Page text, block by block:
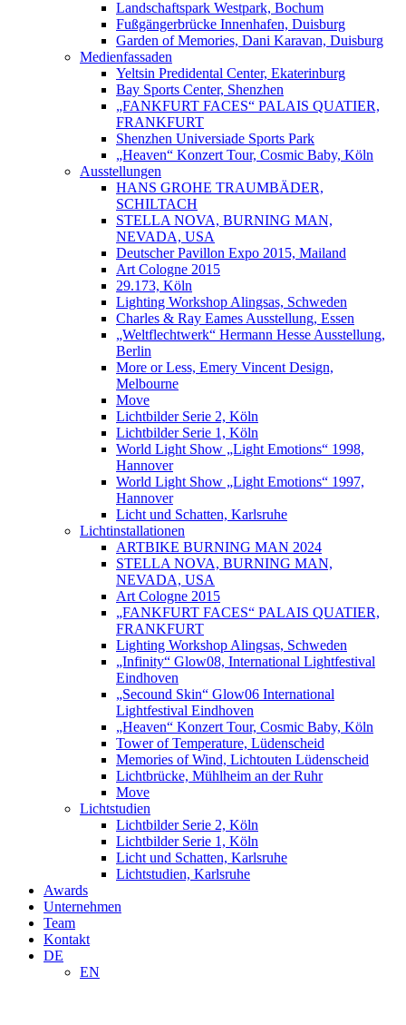
Landschaftspark Westpark, Bochum
Fußgängerbrücke Innenhafen, Duisburg
Garden of Memories, Dani Karavan, Duisburg
Medienfassaden
Yeltsin Predidental Center, Ekaterinburg
Bay Sports Center, Shenzhen
„FANKFURT FACES“ PALAIS QUATIER,
FRANKFURT
Shenzhen Universiade Sports Park
„Heaven“ Konzert Tour, Cosmic Baby, Köln
Ausstellungen
HANS GROHE TRAUMBÄDER,
SCHILTACH
STELLA NOVA, BURNING MAN,
NEVADA, USA
Deutscher Pavillon Expo 2015, Mailand
Art Cologne 2015
29.173, Köln
Lighting Workshop Alingsas, Schweden
Charles & Ray Eames Ausstellung, Essen
„Weltflechtwerk“ Hermann Hesse Ausstellung,
Berlin
More or Less, Emery Vincent Design,
Melbourne
Move
Lichtbilder Serie 2, Köln
Lichtbilder Serie 1, Köln
World Light Show „Light Emotions“ 1998,
Hannover
World Light Show „Light Emotions“ 1997,
Hannover
Licht und Schatten, Karlsruhe
Lichtinstallationen
ARTBIKE BURNING MAN 2024
STELLA NOVA, BURNING MAN,
NEVADA, USA
Art Cologne 2015
„FANKFURT FACES“ PALAIS QUATIER,
FRANKFURT
Lighting Workshop Alingsas, Schweden
„Infinity“ Glow08, International Lightfestival
Eindhoven
„Secound Skin“ Glow06 International
Lightfestival Eindhoven
„Heaven“ Konzert Tour, Cosmic Baby, Köln
Tower of Temperature, Lüdenscheid
Memories of Wind, Lichtouten Lüdenscheid
Lichtbrücke, Mühlheim an der Ruhr
Move
Lichtstudien
Lichtbilder Serie 2, Köln
Lichtbilder Serie 1, Köln
Licht und Schatten, Karlsruhe
Lichtstudien, Karlsruhe
Awards
Unternehmen
Team
Kontakt
DE
EN